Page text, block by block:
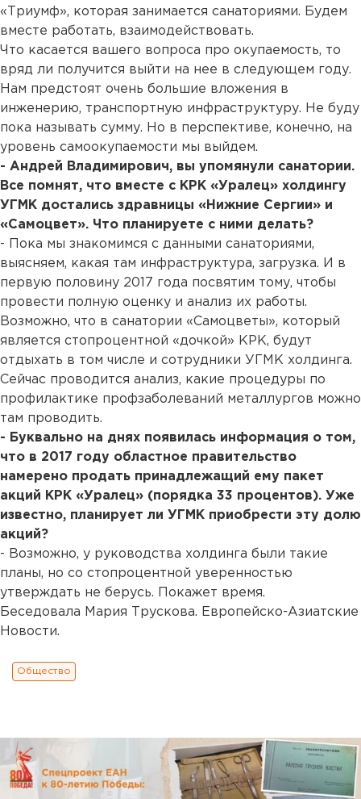
«Триумф», которая занимается санаториями. Будем
вместе работать, взаимодействовать.
Что касается вашего вопроса про окупаемость, то
вряд ли получится выйти на нее в следующем году.
Нам предстоят очень большие вложения в
инженерию, транспортную инфраструктуру. Не буду
пока называть сумму. Но в перспективе, конечно, на
уровень самоокупаемости мы выйдем.
- Андрей Владимирович, вы упомянули санатории.
Все помнят, что вместе с КРК «Уралец» холдингу
УГМК достались здравницы «Нижние Сергии» и
«Самоцвет». Что планируете с ними делать?
- Пока мы знакомимся с данными санаториями,
выясняем, какая там инфраструктура, загрузка. И в
первую половину 2017 года посвятим тому, чтобы
провести полную оценку и анализ их работы.
Возможно, что в санатории «Самоцветы», который
является стопроцентной «дочкой» КРК, будут
отдыхать в том числе и сотрудники УГМК холдинга.
Сейчас проводится анализ, какие процедуры по
профилактике профзаболеваний металлургов можно
там проводить.
- Буквально на днях появилась информация о том,
что в 2017 году областное правительство
намерено продать принадлежащий ему пакет
акций КРК «Уралец» (порядка 33 процентов). Уже
известно, планирует ли УГМК приобрести эту долю
акций?
- Возможно, у руководства холдинга были такие
планы, но со стопроцентной уверенностью
утверждать не берусь. Покажет время.
Беседовала Мария Трускова. Европейско-Азиатские
Новости.
Общество